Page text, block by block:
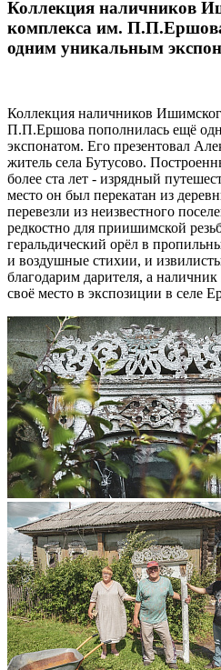
Коллекция наличников
комплекса им.
одним уникальным
Коллекция наличников
П.П.Ершова пополнилась ещё
экспонатом. Его презентовал
житель села Бутусово.
более ста лет - изрядный
место он был перекатан из
перевезли из неизвестного
редкостно для приишимской
геральдический орёл в
и воздушные стихии, и
благодарим дарителя, а
своё место в экспозиции в селе